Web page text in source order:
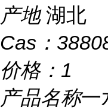
产地 湖北
Cas：
价格： 1
产品名称一